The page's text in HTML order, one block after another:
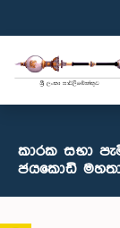
කාරක සභා
ජයකොඩි